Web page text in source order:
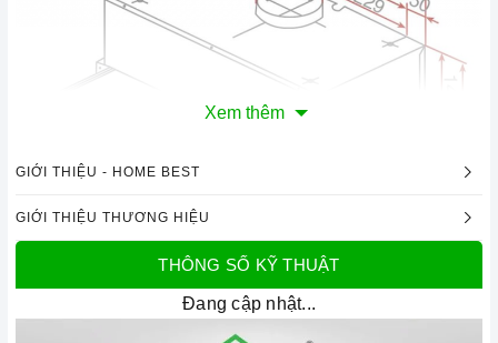
Xem thêm
GIỚI THIỆU - HOME BEST
GIỚI THIỆU THƯƠNG HIỆU
THÔNG SỐ KỸ THUẬT
Đang cập nhật...